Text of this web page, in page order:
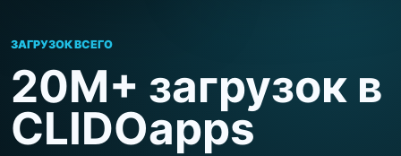
ЗАГРУЗОК ВСЕГО
20M+ загрузок в
CLIDOapps